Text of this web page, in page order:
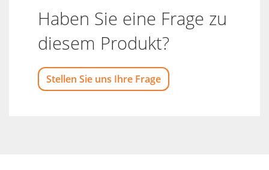
Haben Sie eine Frage zu
diesem Produkt?
Stellen Sie uns Ihre Frage